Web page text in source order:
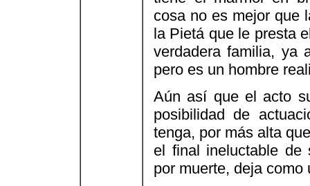
cosa no es mejor que
la Pietá que le presta
verdadera familia, ya
pero es un hombre
Aún así que el acto
posibilidad de
tenga, por más alta
el final ineluctable de
por muerte, deja